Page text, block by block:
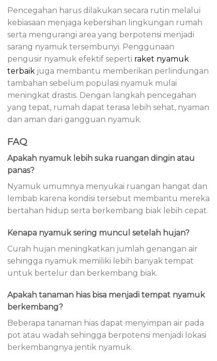
Pencegahan harus dilakukan secara rutin melalui
kebiasaan menjaga kebersihan lingkungan rumah
serta mengurangi area yang berpotensi menjadi
sarang nyamuk tersembunyi. Penggunaan
pengusir nyamuk efektif seperti raket nyamuk
terbaik juga membantu memberikan perlindungan
tambahan sebelum populasi nyamuk mulai
meningkat drastis. Dengan langkah pencegahan
yang tepat, rumah dapat terasa lebih sehat, nyaman
dan aman dari gangguan nyamuk.
FAQ
Apakah nyamuk lebih suka ruangan dingin atau
panas?
Nyamuk umumnya menyukai ruangan hangat dan
lembab karena kondisi tersebut membantu mereka
bertahan hidup serta berkembang biak lebih cepat.
Kenapa nyamuk sering muncul setelah hujan?
Curah hujan meningkatkan jumlah genangan air
sehingga nyamuk memiliki lebih banyak tempat
untuk bertelur dan berkembang biak.
Apakah tanaman hias bisa menjadi tempat nyamuk
berkembang?
Beberapa tanaman hias dapat menyimpan air pada
pot atau wadah sehingga berpotensi menjadi lokasi
berkembangnya jentik nyamuk.